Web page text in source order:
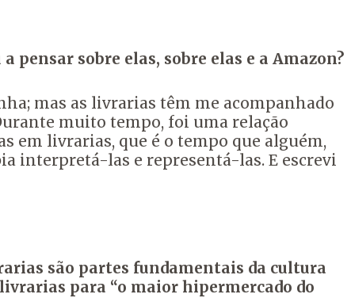
pensar sobre elas, sobre elas e a Amazon?
mas as livrarias têm me acompanhado
muito tempo, foi uma relação
em livrarias, que é o tempo que alguém,
interpretá-las e representá-las. E escrevi
são partes fundamentais da cultura
livrarias para “o maior hipermercado do